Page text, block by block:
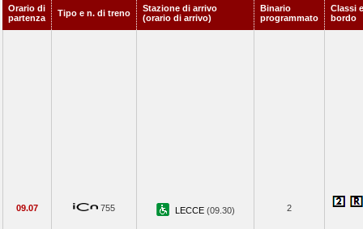
Orario di
partenza
Tipo e n. di treno
Stazione di arrivo
(orario di arrivo)
Binario
programmato
Classi
bordo
09.07 755 LECCE (09.30) 2